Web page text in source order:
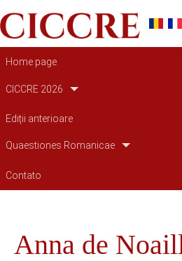
Navegação principal
Home page
CICCRE 2026
Ediții anterioare
Quaestiones Romanicae
Contato
Anna de